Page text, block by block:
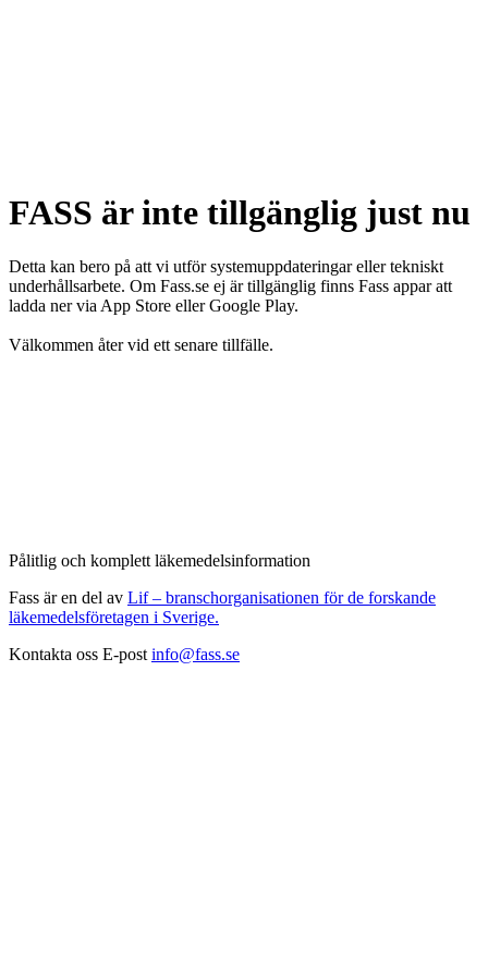
FASS är inte tillgänglig just nu
Detta kan bero på att vi utför systemuppdateringar eller tekniskt
underhållsarbete. Om Fass.se ej är tillgänglig finns Fass appar att
ladda ner via App Store eller Google Play.
Välkommen åter vid ett senare tillfälle.
Pålitlig och komplett läkemedelsinformation
Fass är en del av Lif – branschorganisationen för de forskande
läkemedelsföretagen i Sverige.
Kontakta oss E-post info@fass.se